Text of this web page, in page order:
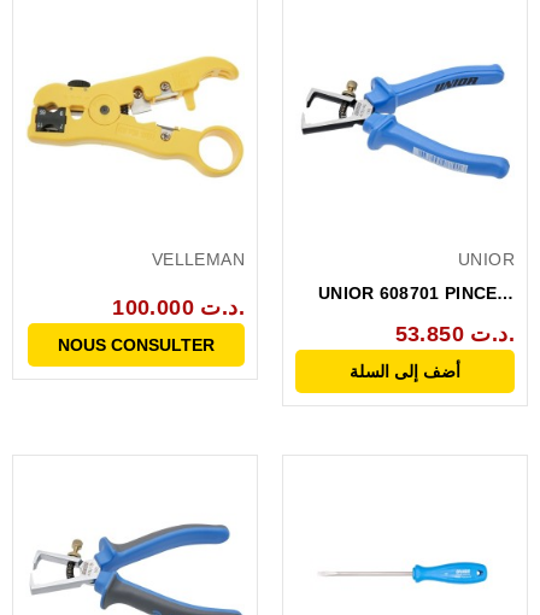
VELLEMAN
100.000 د.ت.
NOUS CONSULTER
UNIOR
UNIOR 608701 PINCE A
53.850 د.ت.
أضف إلى السلة